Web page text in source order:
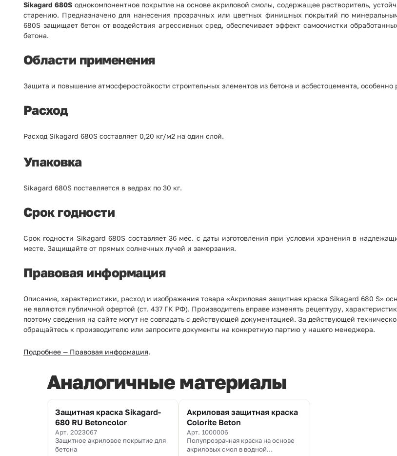
Sikagard 680S однокомпонентное покрытие на основе акриловой смолы, содержащее растворитель,
старению. Предназначено для нанесения прозрачных или цветных финишных покрытий по
680S защищает бетон от воздействия агрессивных сред, обеспечивает эффект самоочистки
бетона.
Области применения
Защита и повышение атмосферостойкости строительных элементов из бетона и асбестоцемента, особенно
Расход
Расход Sikagard 680S составляет 0,20 кг/м2 на один слой.
Упаковка
Sikagard 680S поставляется в ведрах по 30 кг.
Срок годности
Срок годности Sikagard 680S составляет 36 мес. с даты изготовления при условии хранения в
месте. Защищайте от прямых солнечных лучей и замерзания.
Правовая информация
Описание, характеристики, расход и изображения товара «Акриловая защитная краска Sikagard 680 S»
не являются публичной офертой (ст. 437 ГК РФ). Производитель вправе изменять рецептуру,
поэтому сведения на сайте могут не совпадать с действующей документацией. За действующей
обращайтесь к производителю или запросите документы на конкретную партию у нашего менеджера.
Подробнее — Правовая информация.
Аналогичные материалы
Защитная краска Sikagard-
680 RU Betoncolor
Арт. 2023067
Защитное акриловое покрытие для
бетона
Акриловая защитная краска
Colorite Beton
Арт. 1000006
Полупрозрачная краска на основе
акриловых смол в водной